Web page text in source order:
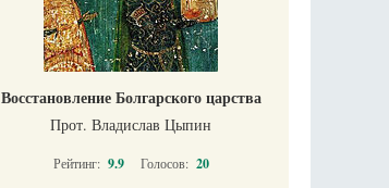
Восстановление Болгарского царства
Прот. Владислав Цыпин
Рейтинг: 9.9 Голосов: 20